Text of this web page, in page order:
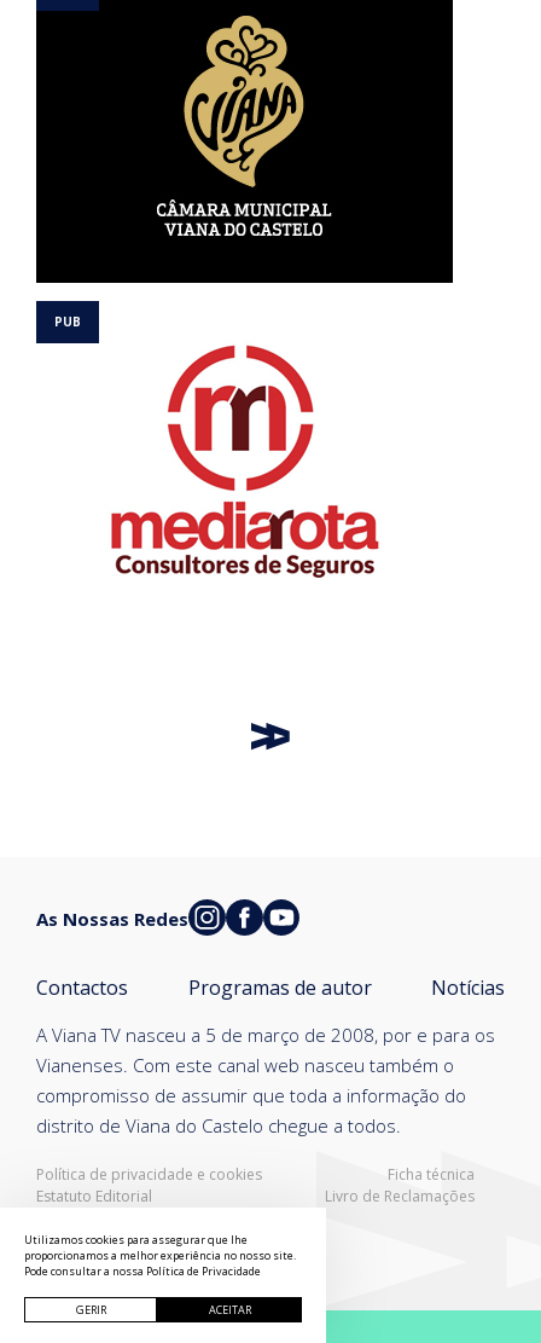
Política de privacidade e cookies
Ficha técnica
Estatuto Editorial
Livro de Reclamações
A Viana TV nasceu a 5 de março de 2008, por e para os
Vianenses. Com este canal web nasceu também o
compromisso de assumir que toda a informação do
distrito de Viana do Castelo chegue a todos.
Contactos Programas de autor Notícias
As Nossas Redes
Utilizamos cookies para assegurar que lhe
proporcionamos a melhor experiência no nosso site.
Pode consultar a nossa Política de Privacidade
GERIR ACEITAR